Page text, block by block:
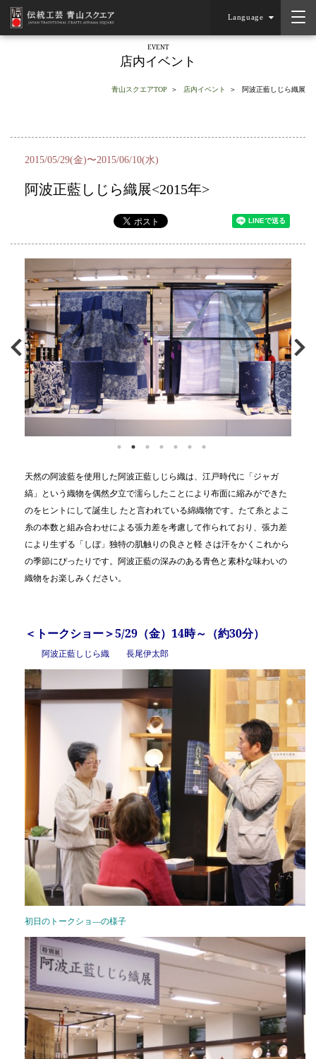
Language
EVENT
店内イベント
青山スクエアTOP 店内イベント 阿波正藍しじら織展
2015/05/29(金)〜2015/06/10(水)
阿波正藍しじら織展<2015年>
天然の阿波藍を使用した阿波正藍しじら織は、江戸時代に「ジャガ
縞」という織物を偶然夕立で濡らしたことにより布面に縮みができた
のをヒントにして誕生し たと言われている綿織物です。たて糸とよこ
糸の本数と組み合わせによる張力差を考慮して作られており、張力差
により生ずる「しぼ」独特の肌触りの良さと軽 さは汗をかくこれから
の季節にぴったりです。阿波正藍の深みのある青色と素朴な味わいの
織物をお楽しみください。
＜トークショー＞5/29（金）14時～（約30分）
阿波正藍しじら織 長尾伊太郎
初日のトークショ―の様子